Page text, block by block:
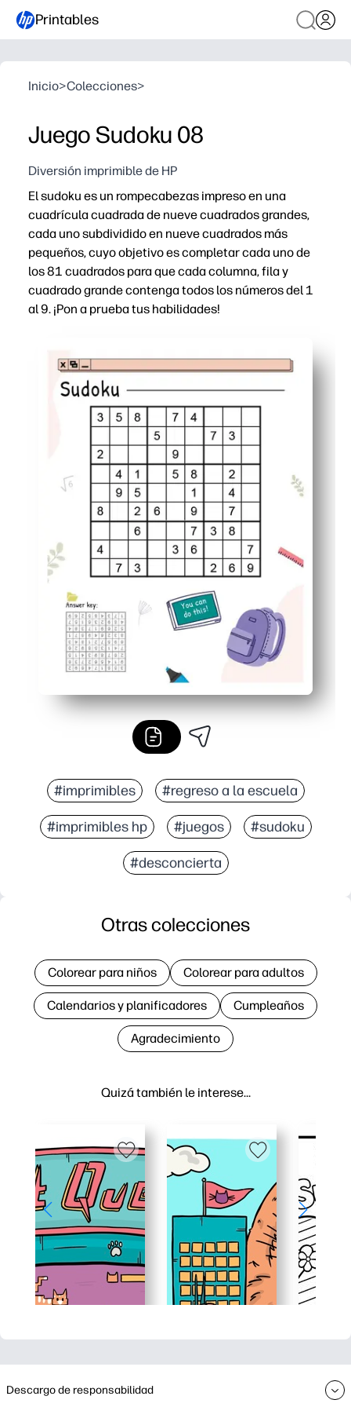
Printables
Inicio>Colecciones>
Juego Sudoku 08
Diversión imprimible de HP
El sudoku es un rompecabezas impreso en una
cuadrícula cuadrada de nueve cuadrados grandes,
cada uno subdividido en nueve cuadrados más
pequeños, cuyo objetivo es completar cada uno de
los 81 cuadrados para que cada columna, fila y
cuadrado grande contenga todos los números del 1
al 9. ¡Pon a prueba tus habilidades!
#imprimibles #regreso a la escuela
#imprimibles hp #juegos #sudoku
#desconcierta
Quizá también le interese…
Otras colecciones
Colorear para niños Colorear para adultos
Calendarios y planificadores Cumpleaños
Agradecimiento
Descargo de responsabilidad